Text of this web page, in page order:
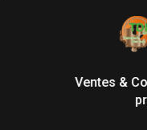
Ventes &